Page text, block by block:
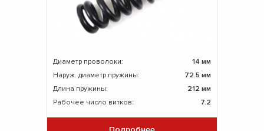
Диаметр проволоки:
14 мм
Наруж. диаметр пружины:
72.5 мм
Длина пружины:
212 мм
Рабочее число витков:
7.2